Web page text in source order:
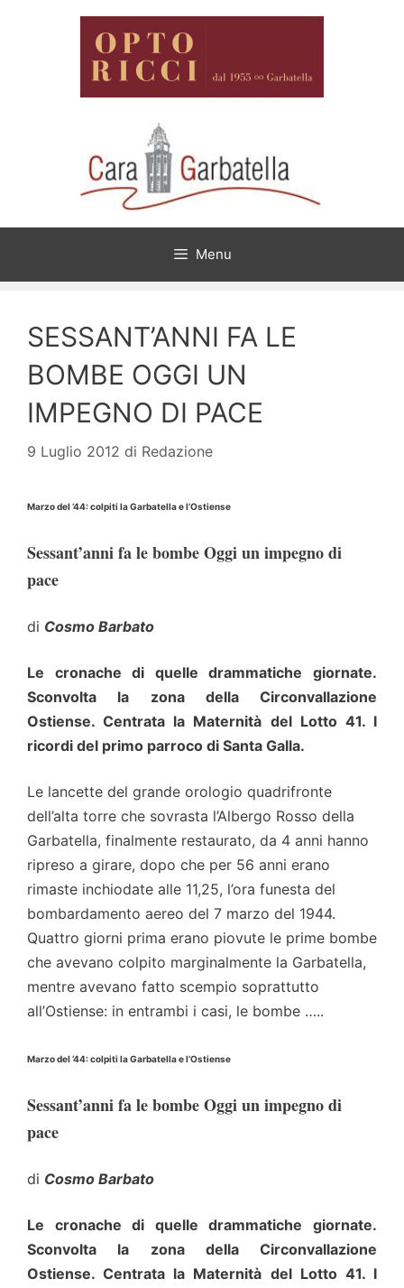
Menu
SESSANT’ANNI FA LE
BOMBE OGGI UN
IMPEGNO DI PACE
9 Luglio 2012 di Redazione
Marzo del ‘44: colpiti la Garbatella e l’Ostiense
Sessant’anni fa le bombe Oggi un impegno di
pace
di Cosmo Barbato
Le cronache di quelle drammatiche giornate.
Sconvolta la zona della Circonvallazione
Ostiense. Centrata la Maternità del Lotto 41. I
ricordi del primo parroco di Santa Galla.
Le lancette del grande orologio quadrifronte
dell’alta torre che sovrasta l’Albergo Rosso della
Garbatella, finalmente restaurato, da 4 anni hanno
ripreso a girare, dopo che per 56 anni erano
rimaste inchiodate alle 11,25, l’ora funesta del
bombardamento aereo del 7 marzo del 1944.
Quattro giorni prima erano piovute le prime bombe
che avevano colpito marginalmente la Garbatella,
mentre avevano fatto scempio soprattutto
all’Ostiense: in entrambi i casi, le bombe …..
Marzo del ‘44: colpiti la Garbatella e l’Ostiense
Sessant’anni fa le bombe Oggi un impegno di
pace
di Cosmo Barbato
Le cronache di quelle drammatiche giornate.
Sconvolta la zona della Circonvallazione
Ostiense. Centrata la Maternità del Lotto 41. I